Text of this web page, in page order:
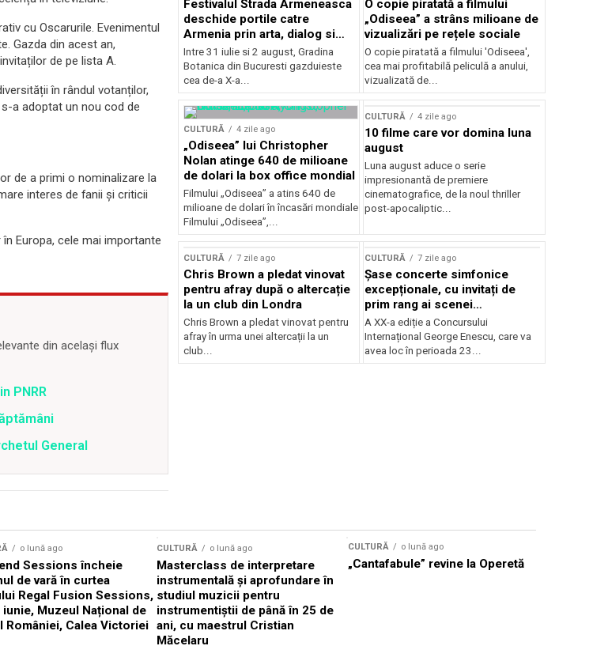
cu Oscarurile. Evenimentul
Gazda din acest an,
de pe lista A.
în rândul votanților,
a adoptat un nou cod de
de a primi o nominalizare la
interes de fanii și criticii
Europa, cele mai importante
din același flux
PNRR
General
Festivalul Strada Armeneasca
deschide portile catre
Armenia prin arta, dialog si
patrimoniu, intre 31 iulie si 2
august, la Gradina Botanica din
Bucuresti
Intre 31 iulie si 2 august, Gradina
Botanica din Bucuresti gazduieste
cea de-a X-a...
O copie piratată a filmului
„Odiseea” a strâns milioane de
vizualizări pe rețele sociale
O copie piratată a filmului 'Odiseea',
cea mai profitabilă peliculă a anului,
vizualizată de...
CULTURĂ 4 zile ago
„Odiseea” lui Christopher
Nolan atinge 640 de milioane
de dolari la box office mondial
Filmului „Odiseea” a atins 640 de
milioane de dolari în încasări mondiale
Filmului „Odiseea”,...
CULTURĂ 4 zile ago
10 filme care vor domina luna
august
Luna august aduce o serie
impresionantă de premiere
cinematografice, de la noul thriller
post-apocaliptic...
CULTURĂ 7 zile ago
Chris Brown a pledat vinovat
pentru afray după o altercație
la un club din Londra
Chris Brown a pledat vinovat pentru
afray în urma unei altercații la un
club...
CULTURĂ 7 zile ago
Șase concerte simfonice
excepționale, cu invitați de
prim rang ai scenei
internaționale și ansambluri
orchestrale românești de
prestigiu, în programul
Concursului Enescu 2026
A XX-a ediție a Concursului
Internațional George Enescu, care va
avea loc în perioada 23...
o lună ago
Sessions încheie
de vară în curtea
Regal Fusion Sessions,
iunie, Muzeul Național de
României, Calea Victoriei
CULTURĂ o lună ago
Masterclass de interpretare
instrumentală și aprofundare în
studiul muzicii pentru
instrumentiștii de până în 25 de
ani, cu maestrul Cristian
Măcelaru
CULTURĂ o lună ago
„Cantafabule” revine la Operetă